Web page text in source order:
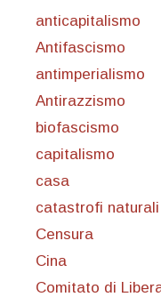
anticapitalismo
Antifascismo
antimperialismo
Antirazzismo
biofascismo
capitalismo
casa
catastrofi naturali
Censura
Cina
Comitato di